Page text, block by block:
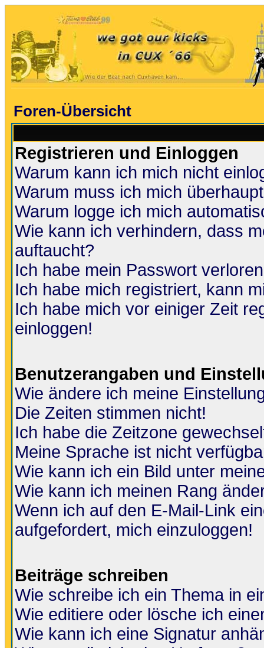
Foren-Übersicht
Registrieren und Einloggen
Warum kann ich mich nicht
Warum muss ich mich
Warum logge ich mich
Wie kann ich verhindern, dass
auftaucht?
Ich habe mein Passwort
Ich habe mich registriert, kann
Ich habe mich vor einiger Zeit
einloggen!
Benutzerangaben und
Wie ändere ich meine
Die Zeiten stimmen nicht!
Ich habe die Zeitzone
Meine Sprache ist nicht
Wie kann ich ein Bild unter
Wie kann ich meinen Rang
Wenn ich auf den E-Mail-Link
aufgefordert, mich einzuloggen!
Beiträge schreiben
Wie schreibe ich ein Thema in
Wie editiere oder lösche ich
Wie kann ich eine Signatur